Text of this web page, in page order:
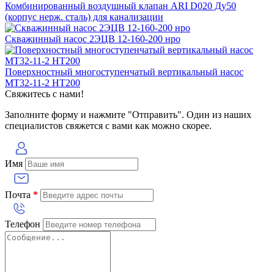
Комбинированный воздушный клапан ARI D020 Ду50
(корпус нерж. сталь) для канализации
Скважинный насос 2ЭЦВ 12-160-200 нро
Поверхностный многоступенчатый вертикальный насос
MT32-11-2 HT200
Свяжитесь с нами!
Заполните форму и нажмите "Отправить". Один из наших
специалистов свяжется с вами как можно скорее.
Имя
Почта *
Телефон